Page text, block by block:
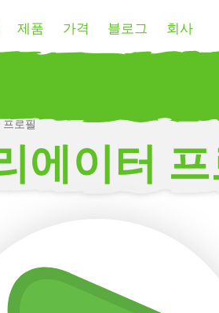
제품 가격 블로그 회사
프로필
에이터